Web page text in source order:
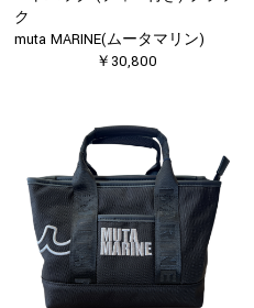
ク
muta MARINE(ムータマリン)
￥30,800